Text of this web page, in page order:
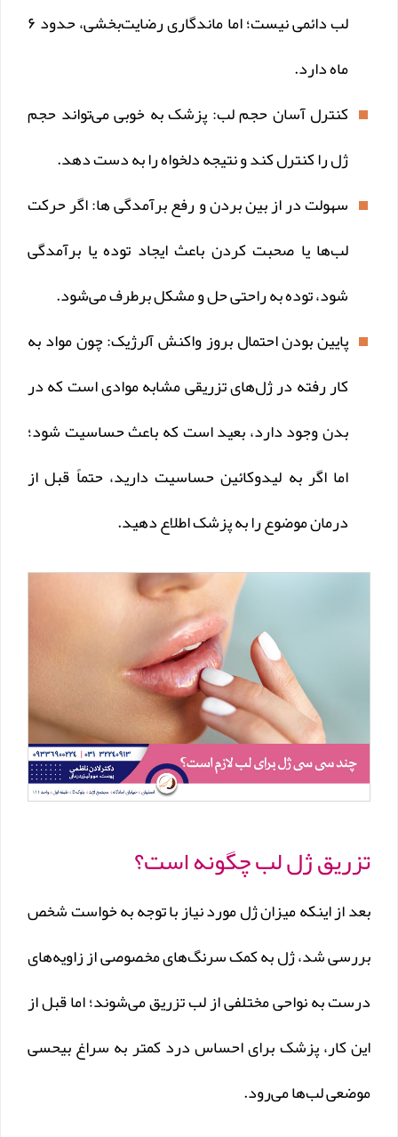
لب دائمی نیست؛ اما ماندگاری رضایت‌بخشی، حدود ۶
ماه دارد.
کنترل آسان حجم لب: پزشک به خوبی می‌تواند حجم
ژل را کنترل کند و نتیجه دلخواه را به دست دهد.
سهولت در از بین بردن و رفع برآمدگی ها: اگر حرکت
لب‌ها یا صحبت کردن باعث ایجاد توده یا برآمدگی
شود، توده به راحتی حل و مشکل برطرف می‌شود.
پایین بودن احتمال بروز واکنش آلرژیک: چون مواد به
کار رفته در ژل‌های تزریقی مشابه موادی است که در
بدن وجود دارد، بعید است که باعث حساسیت شود؛
اما اگر به لیدوکائین حساسیت دارید، حتماً قبل از
درمان موضوع را به پزشک اطلاع دهید.
تزریق ژل لب چگونه است؟
بعد از اینکه میزان ژل مورد نیاز با توجه به خواست شخص
بررسی شد، ژل‌ به کمک سرنگ‌های مخصوصی از زاویه‌های
درست به نواحی مختلفی از لب تزریق می‌شوند؛ اما قبل از
این کار، پزشک برای احساس درد کمتر به سراغ بیحسی
موضعی لب‌ها می‌رود.